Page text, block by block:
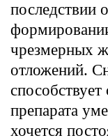
последствии
чрезмерных
отложений.
способствует
препарата
хочется